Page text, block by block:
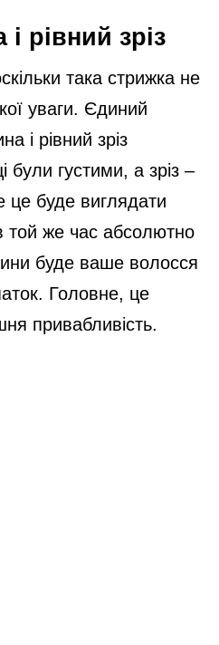
рівний зріз
така стрижка не
уваги. Єдиний
і рівний зріз
були густими, а зріз –
це буде виглядати
той же час абсолютно
буде ваше волосся
Головне, це
привабливість.